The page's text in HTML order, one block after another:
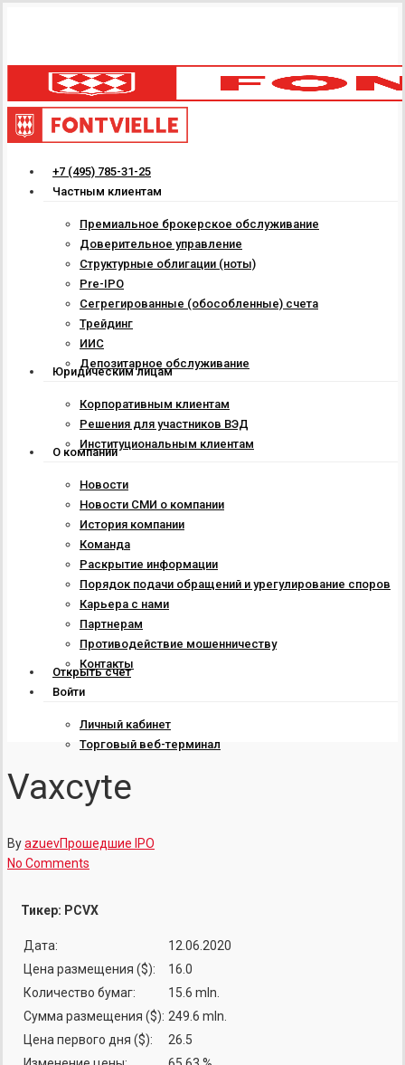
content
Menu
+7 (495) 785-31-25
Частным клиентам
Премиальное брокерское обслуживание
Доверительное управление
Структурные облигации (ноты)
Pre-IPO
Сегрегированные (обособленные) счета
Трейдинг
ИИС
Депозитарное обслуживание
Юридическим лицам
Корпоративным клиентам
Решения для участников ВЭД
Институциональным клиентам
О компании
Новости
Новости СМИ о компании
История компании
Команда
Раскрытие информации
Порядок подачи обращений и урегулирование споров
Карьера с нами
Партнерам
Противодействие мошенничеству
Контакты
Открыть счет
Войти
Личный кабинет
Торговый веб-терминал
Vaxcyte
ByazuevПрошедшие IPO
No Comments
Тикер: PCVX
Дата:
12.06.2020
Цена размещения ($):
16.0
Количество бумаг:
15.6 mln.
Сумма размещения ($): 249.6 mln.
Цена первого дня ($):
26.5